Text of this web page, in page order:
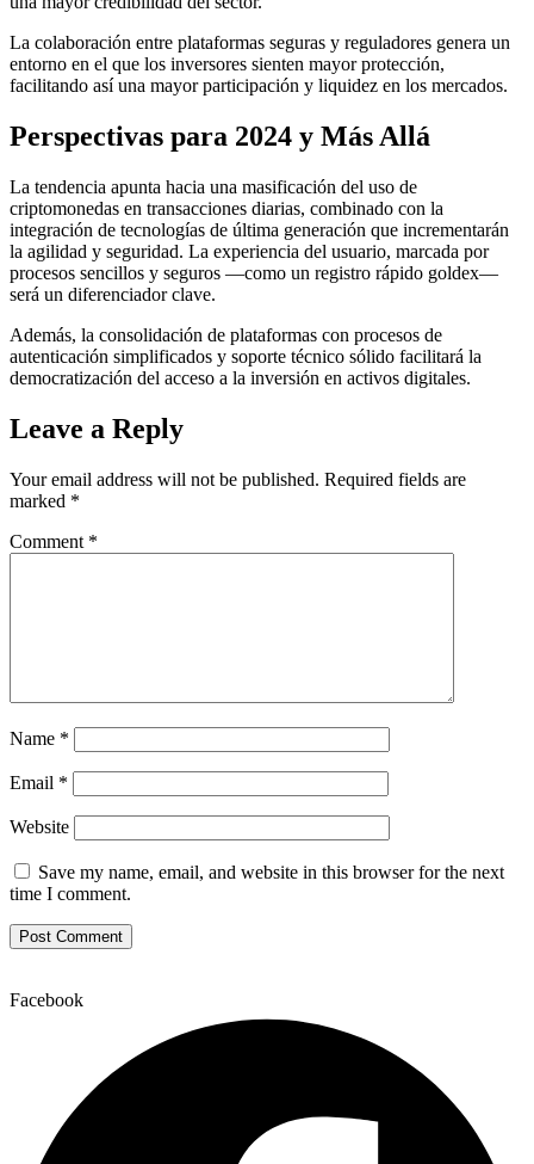
La colaboración entre plataformas seguras y reguladores genera un
entorno en el que los inversores sienten mayor protección,
facilitando así una mayor participación y liquidez en los mercados.
Perspectivas para 2024 y Más Allá
La tendencia apunta hacia una masificación del uso de
criptomonedas en transacciones diarias, combinado con la
integración de tecnologías de última generación que incrementarán
la agilidad y seguridad. La experiencia del usuario, marcada por
procesos sencillos y seguros —como un registro rápido goldex—
será un diferenciador clave.
Además, la consolidación de plataformas con procesos de
autenticación simplificados y soporte técnico sólido facilitará la
democratización del acceso a la inversión en activos digitales.
Leave a Reply
Your email address will not be published. Required fields are
marked *
Comment *
Name *
Email *
Website
Save my name, email, and website in this browser for the next
time I comment.
Facebook